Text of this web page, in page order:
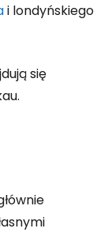
i londyńskiego
się